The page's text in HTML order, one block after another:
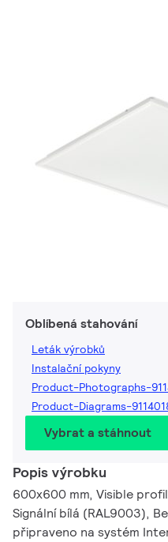
Oblíbená stahování
Leták výrobků
Instalační pokyny
Product-Photographs-
Product-Diagrams-
Vybrat a stáhnout
Popis výrobku
600x600 mm, Visible
Signální bílá (RAL9003),
připraveno na systém